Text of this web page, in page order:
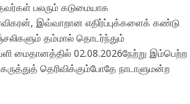
பலரும் கடுமையாக
ரவிகரன், இவ்வாறான எதிர்ப்புக்களைக் கண்டு
தம்மால் தொடர்ந்தும்
மைதானத்தில் 02.08.2026நேற்று இம்பெற்ற
தெரிவிக்கும்போதே நாடாளுமன்ற